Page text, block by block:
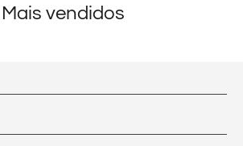
Mais vendidos